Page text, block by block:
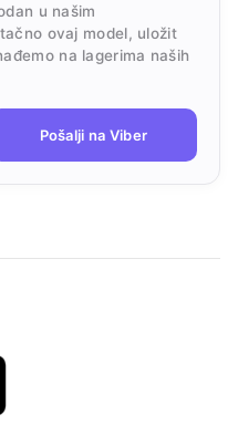
u našim
ovaj model, uložit
na lagerima naših
Pošalji na Viber